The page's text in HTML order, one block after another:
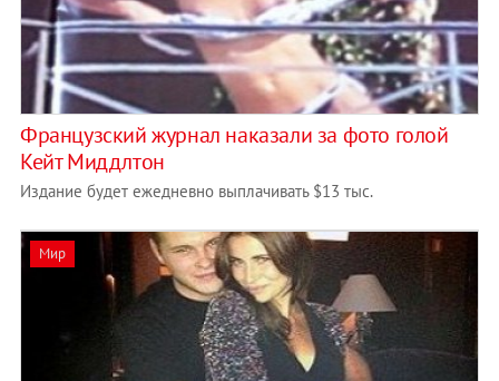
Французский журнал наказали за фото голой
Кейт Миддлтон
Издание будет ежедневно выплачивать $13 тыс.
Мир